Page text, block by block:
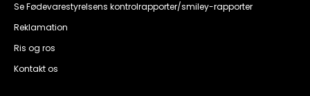
Se Fødevarestyrelsens kontrolrapporter/smiley-rapporter
Reklamation
Ris og ros
Kontakt os